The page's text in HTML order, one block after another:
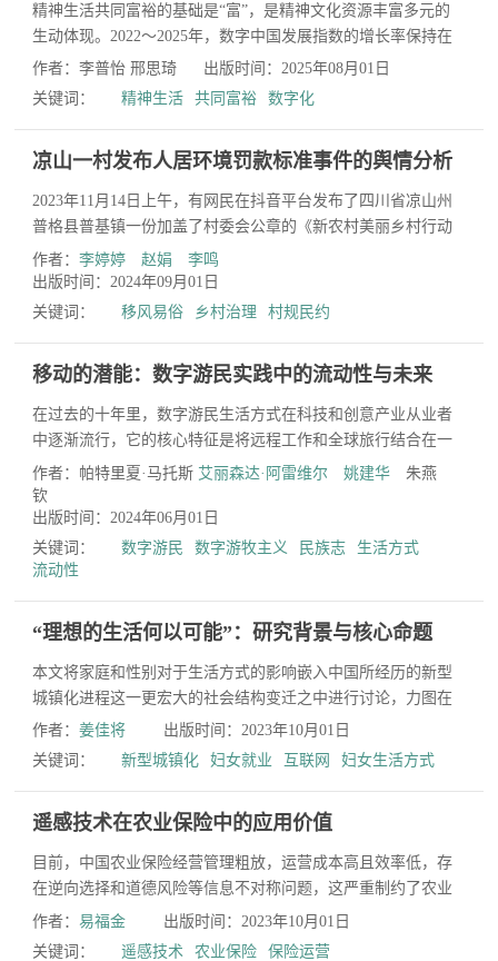
精神生活共同富裕的基础是“富”，是精神文化资源丰富多元的
生动体现。2022～2025年，数字中国发展指数的增长率保持在
10%以上。数字不仅为经济发展带来全新机遇，也为人民生活...
作者：李普怡 邢思琦
出版时间：2025年08月01日
关键词：
精神生活 共同富裕 数字化
凉山一村发布人居环境罚款标准事件的舆情分析
2023年11月14日上午，有网民在抖音平台发布了四川省凉山州
普格县普基镇一份加盖了村委会公章的《新农村美丽乡村行动
人居环境罚款标准》截图，引发舆论争议。当日，普格县、
普...
作者：李婷婷 赵娟
李鸣
出版时间：2024年09月01日
关键词：
移风易俗 乡村治理 村规民约
移动的潜能：数字游民实践中的流动性与未来
在过去的十年里，数字游民生活方式在科技和创意产业从业者
中逐渐流行，它的核心特征是将远程工作和全球旅行结合在一
起。受访者们频繁提到几个关键词——“自由”、“灵感”和...
作者：帕特里夏·马托斯 艾丽森达·阿雷维尔 姚建华
朱燕
钦
出版时间：2024年06月01日
关键词：
数字游民 数字游牧主义 民族志
生活方式
流动性
“理想的生活何以可能”：研究背景与核心命题
本文将家庭和性别对于生活方式的影响嵌入中国所经历的新型
城镇化进程这一更宏大的社会结构变迁之中进行讨论，力图在
社会性别视角下进行新型城镇化和技术变迁进程中妇女生活
方...
作者：姜佳将
出版时间：2023年10月01日
关键词：
新型城镇化 妇女就业 互联网 妇女生活方式
遥感技术在农业保险中的应用价值
目前，中国农业保险经营管理粗放，运营成本高且效率低，存
在逆向选择和道德风险等信息不对称问题，这严重制约了农业
保险高质量发展。在此背景下，农业保险与现代科技的融合
应...
作者：易福金
出版时间：2023年10月01日
关键词：
遥感技术 农业保险 保险运营